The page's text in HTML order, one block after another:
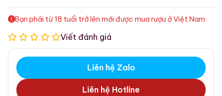
Bạn phải từ 18 tuổi trở lên mới được mua rượu ở Việt Nam
Viết đánh giá
Liên hệ Zalo
Liên hệ Hotline